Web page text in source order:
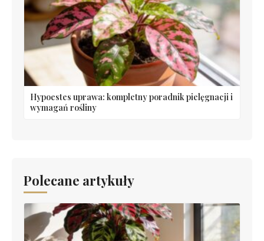
Hypoestes uprawa: kompletny poradnik pielęgnacji i
wymagań rośliny
Polecane artykuły